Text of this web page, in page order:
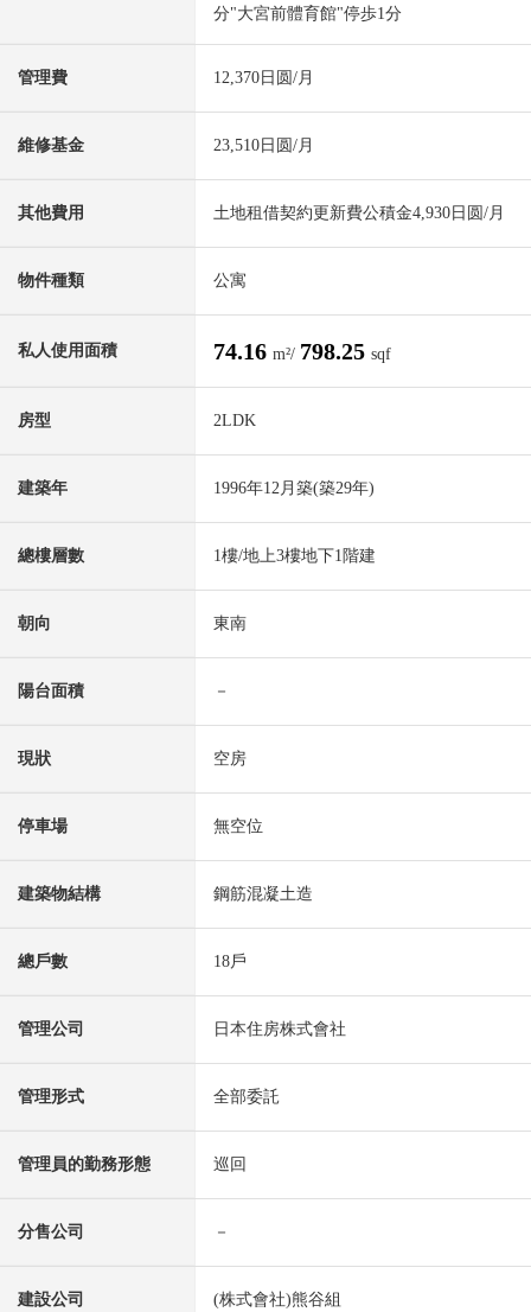
分"大宮前體育館"停歩1分
管理費 12,370日圆/月
維修基金 23,510日圆/月
其他費用 土地租借契約更新費公積金4,930日圆/月
物件種類 公寓
私人使用面積 74.16 m²/ 798.25 sqf
房型 2LDK
建築年 1996年12月築(築29年)
總樓層數 1樓/地上3樓地下1階建
朝向 東南
陽台面積 －
現狀 空房
停車場 無空位
建築物結構 鋼筋混凝土造
總戶數 18戶
管理公司 日本住房株式會社
管理形式 全部委託
管理員的勤務形態 巡回
分售公司 －
建設公司 (株式會社)熊谷組